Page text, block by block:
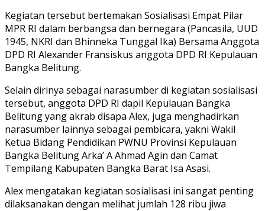
Kegiatan tersebut bertemakan Sosialisasi Empat Pilar
MPR RI dalam berbangsa dan bernegara (Pancasila, UUD
1945, NKRI dan Bhinneka Tunggal Ika) Bersama Anggota
DPD RI Alexander Fransiskus anggota DPD RI Kepulauan
Bangka Belitung.
Selain dirinya sebagai narasumber di kegiatan sosialisasi
tersebut, anggota DPD RI dapil Kepulauan Bangka
Belitung yang akrab disapa Alex, juga menghadirkan
narasumber lainnya sebagai pembicara, yakni Wakil
Ketua Bidang Pendidikan PWNU Provinsi Kepulauan
Bangka Belitung Arka’ A Ahmad Agin dan Camat
Tempilang Kabupaten Bangka Barat Isa Asasi.
Alex mengatakan kegiatan sosialisasi ini sangat penting
dilaksanakan dengan melihat jumlah 128 ribu jiwa